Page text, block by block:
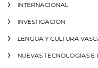
INTERNACIONAL
INVESTIGACIÓN
LENGUA Y CULTURA
NUEVAS TECNOLOGÍAS E